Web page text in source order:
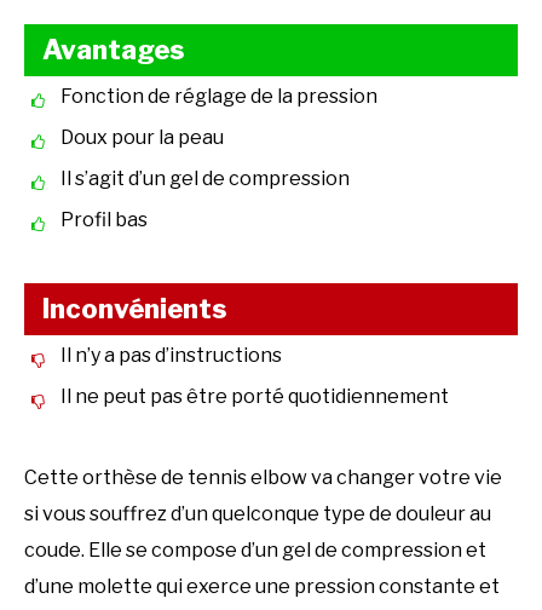
Avantages
Fonction de réglage de la pression
Doux pour la peau
Il s’agit d’un gel de compression
Profil bas
Inconvénients
Il n’y a pas d’instructions
Il ne peut pas être porté quotidiennement
Cette orthèse de tennis elbow va changer votre vie
si vous souffrez d’un quelconque type de douleur au
coude. Elle se compose d’un gel de compression et
d’une molette qui exerce une pression constante et